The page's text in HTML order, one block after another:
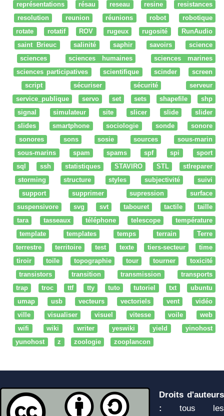
représentations
résau reseau resine
resistances
resolution
reunion réunions robot
robotique
rotate
rotatif ROV rugeux rugosité
RunAudio
saint Brieuc
salinité saphir savoirs
science
sciences
sciences humaines
sciences marines
sciences participatives
scientifique scinder
screen
script
sécuriser sécurité
serveur
service_publique
servo set sets shapefile
shp
signal
simulateur site slicer slide
slider
slides
smartphone sociologie sonde
sonore
sonores
sons sosie sources
sous-marin
sous-marins
spam spams spf spi
sport
sql
ssh statistiques STAVIRO STL
stlreparer
storming
structure styles subjectivité
suivi
support
supprimer supression
surface
suspensivore
svg svt tabouret tactile
taille
tara
tasseaux téléphone telescope
température
template
templates temps terrain
Terre
terrestre
territoire test texte tiers-secteur
time
tiroir
toile topographie tour tourner
toxicité
transistors
transition transmission
transports
trap
troc ttf tty tuto tutoriel txt
ubuntu
umap
usb vecteurs vectoriels vent
vidéo
ville
visualiser visuel vitesse voile
web
wifi
wiki writer yeswiki yield
yinohost
yunohost
z zoologie zooplancon
Droits d'auteurs
:
tous les